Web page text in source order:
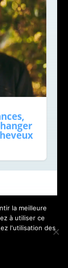
la meilleure
à utiliser ce
l'utilisation des